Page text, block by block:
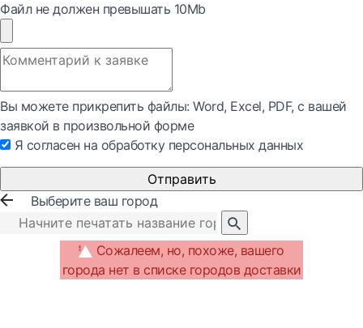
Файл не должен превышать 10Mb
Вы можете прикрепить файлы: Word, Exсel, PDF, с вашей
заявкой в произвольной форме
Я согласен на обработку персональных данных
Отправить
Выберите ваш город
Сожалеем, но, похоже, вашего
города нет в списке городов доставки